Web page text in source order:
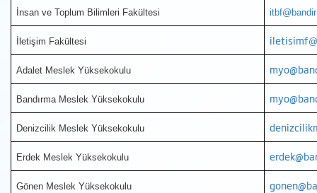
İnsan ve Toplum Bilimleri Fakültesi
İletişim Fakültesi iletisimf
Adalet Meslek Yüksekokulu
Bandırma Meslek Yüksekokulu
Denizcilik Meslek Yüksekokulu
Erdek Meslek Yüksekokulu
Gönen Meslek Yüksekokulu